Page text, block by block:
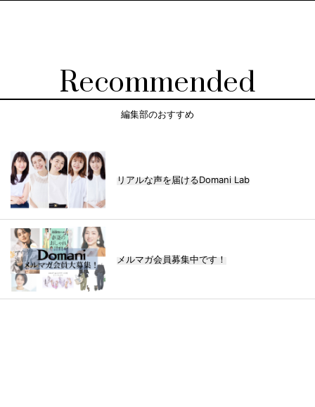
Recommended
編集部のおすすめ
リアルな声を届けるDomani Lab
メルマガ会員募集中です！